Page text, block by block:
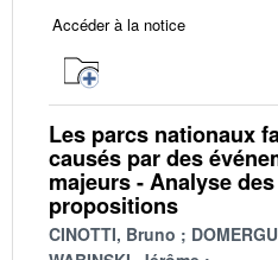
Accéder à la notice
Les parcs nationaux
causés par des
majeurs - Analyse
propositions
CINOTTI, Bruno